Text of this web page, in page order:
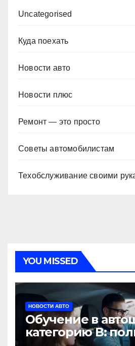
Uncategorised
Куда поехать
Новости авто
Новости плюс
Ремонт — это просто
Советы автомобилистам
Техобслуживание своими
YOU MISSED
НОВОСТИ АВТО
Обучение в
категорию В: